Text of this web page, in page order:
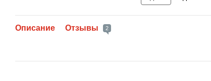
Описание Отзывы 2